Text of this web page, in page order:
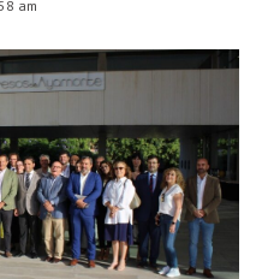
am